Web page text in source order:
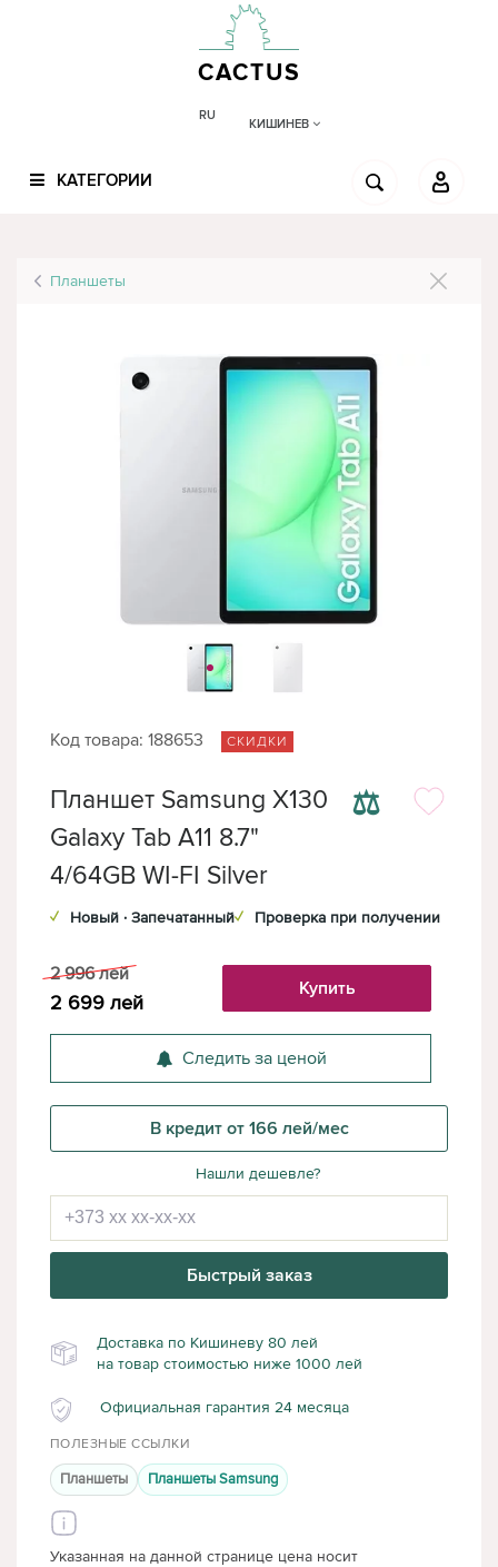
CACTUS
RU
КИШИНЕВ
КАТЕГОРИИ
Планшеты
Код товара: 188653 СКИДКИ
⚖
Планшет Samsung X130
Galaxy Tab A11 8.7"
4/64GB WI-FI Silver
✓ Новый · Запечатанный✓ Проверка при получении
2 996 лей
2 699 лей
Купить
Следить за ценой
В кредит от 166 лей/мес
Нашли дешевле?
Быстрый заказ
Доставка по Кишиневу 80 лей
на товар стоимостью ниже 1000 лей
Официальная гарантия 24 месяца
ПОЛЕЗНЫЕ ССЫЛКИ
Планшеты Планшеты Samsung
Указанная на данной странице цена носит